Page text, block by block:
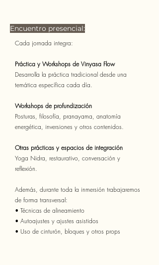
Encuentro presencial:
Cada jornada integra:
Práctica y Workshops de Vinyasa Flow
Desarrolla la práctica tradicional desde una
temática específica cada día.
Workshops de profundización
Posturas, filosofía, pranayama, anatomía
energética, inversiones y otros contenidos.
Otras prácticas y espacios de integración
Yoga Nidra, restaurativo, conversación y
reflexión.
Además, durante toda la inmersión trabajaremos
de forma transversal:
• Técnicas de alineamiento
• Autoajustes y ajustes asistidos
• Uso de cinturón, bloques y otros props